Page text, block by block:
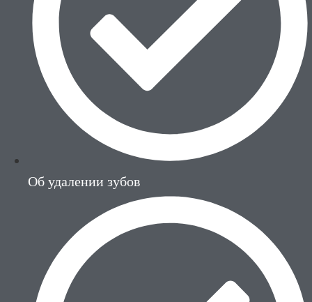
Об удалении зубов